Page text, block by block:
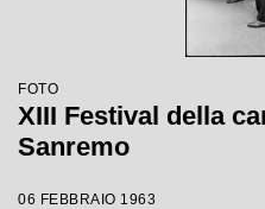
FOTO
XIII Festival della
Sanremo
06 FEBBRAIO 1963